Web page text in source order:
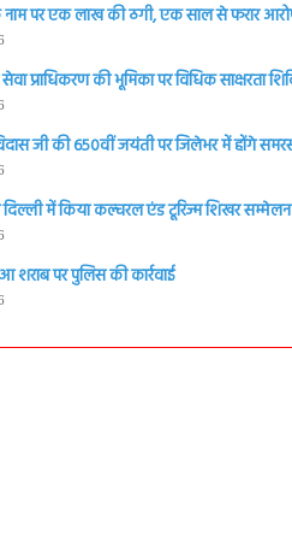
नाम पर एक लाख की ठगी, एक साल से फरार
प्राधिकरण की भूमिका पर विधिक साक्षरता
जी की 650वीं जयंती पर जिलेभर में होंगे
में किया कल्चरल एंड टूरिज्म शिखर
पर पुलिस की कार्रवाई